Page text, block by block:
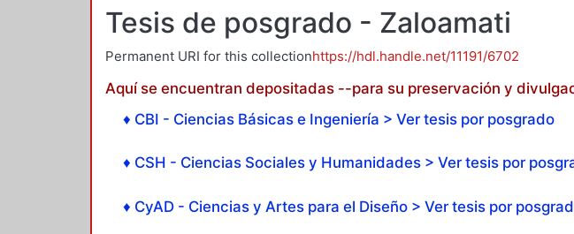
Tesis de posgrado - Zaloamati
Permanent URI for this collectionhttps://hdl.handle.net/11191/6702
Aquí se encuentran depositadas --para su preservación y
♦ CBI - Ciencias Básicas e Ingeniería > Ver tesis por posgrado
♦ CSH - Ciencias Sociales y Humanidades > Ver tesis por
♦ CyAD - Ciencias y Artes para el Diseño > Ver tesis por